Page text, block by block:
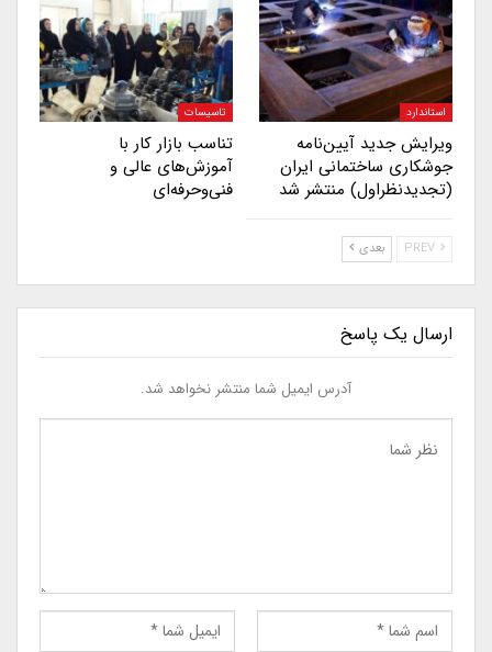
استاندارد
ویرایش جدید آیین‌نامه
جوشکاری ساختمانی ایران
(تجدیدنظراول) منتشر شد
تاسیسات
تناسب بازار کار با
آموزش‌های عالی و
فنی‌وحرفه‌ای
بعدی
ارسال یک پاسخ
آدرس ایمیل شما منتشر نخواهد شد.